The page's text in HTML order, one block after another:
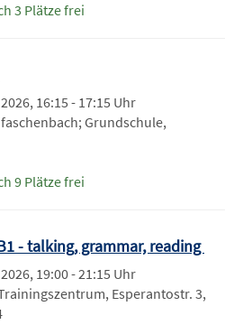
3 Plätze frei
16:15 - 17:15 Uhr
Grundschule,
9 Plätze frei
- talking, grammar, reading
19:00 - 21:15 Uhr
Esperantostr. 3,